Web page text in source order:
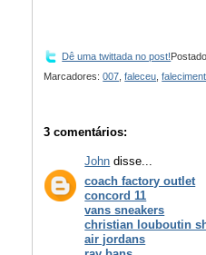
Dê uma twittada no post!
Marcadores:007 ,faleceu ,
3 comentários:
John disse...
coach factory outlet
concord 11
vans sneakers
christian louboutin
air jordans